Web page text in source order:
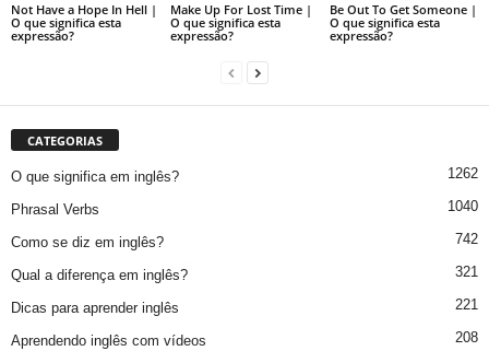
Not Have a Hope In Hell |
O que significa esta
expressão?
Make Up For Lost Time |
O que significa esta
expressão?
Be Out To Get Someone |
O que significa esta
expressão?
CATEGORIAS
O que significa em inglês? 1262
Phrasal Verbs 1040
Como se diz em inglês? 742
Qual a diferença em inglês? 321
Dicas para aprender inglês 221
Aprendendo inglês com vídeos 208